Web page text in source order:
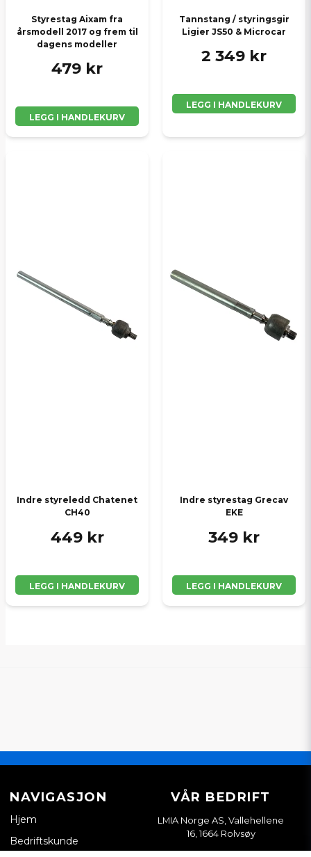
Styrestag Aixam fra
årsmodell 2017 og frem til
dagens modeller
479 kr
LEGG I HANDLEKURV
Tannstang / styringsgir
Ligier JS50 & Microcar
2 349 kr
LEGG I HANDLEKURV
Indre styreledd Chatenet
CH40
449 kr
LEGG I HANDLEKURV
Indre styrestag Grecav
EKE
349 kr
LEGG I HANDLEKURV
NAVIGASJON
Hjem
Bedriftskunde
VÅR BEDRIFT
LMIA Norge AS, Vallehellene
16, 1664 Rolvsøy
Org. nr. 933898814